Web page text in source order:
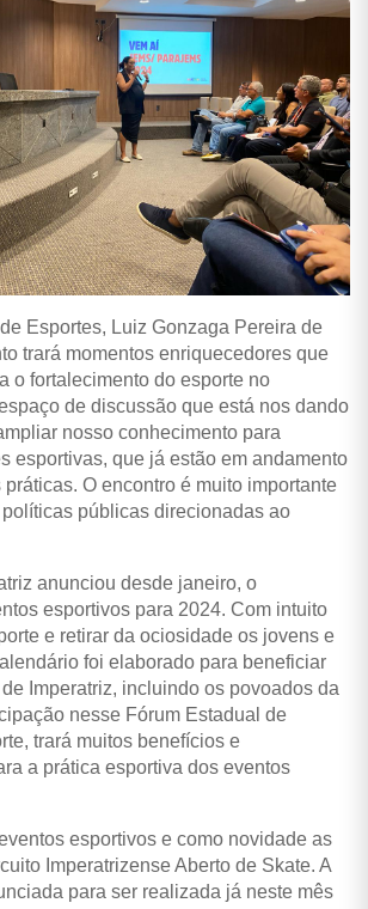
Esportes, Luiz Gonzaga Pereira de
trará momentos enriquecedores que
o fortalecimento do esporte no
de discussão que está nos dando
nosso conhecimento para
esportivas, que já estão em andamento
O encontro é muito importante
públicas direcionadas ao
anunciou desde janeiro, o
esportivos para 2024. Com intuito
e retirar da ociosidade os jovens e
foi elaborado para beneficiar
Imperatriz, incluindo os povoados da
nesse Fórum Estadual de
trará muitos benefícios e
a prática esportiva dos eventos
esportivos e como novidade as
Imperatrizense Aberto de Skate. A
para ser realizada já neste mês